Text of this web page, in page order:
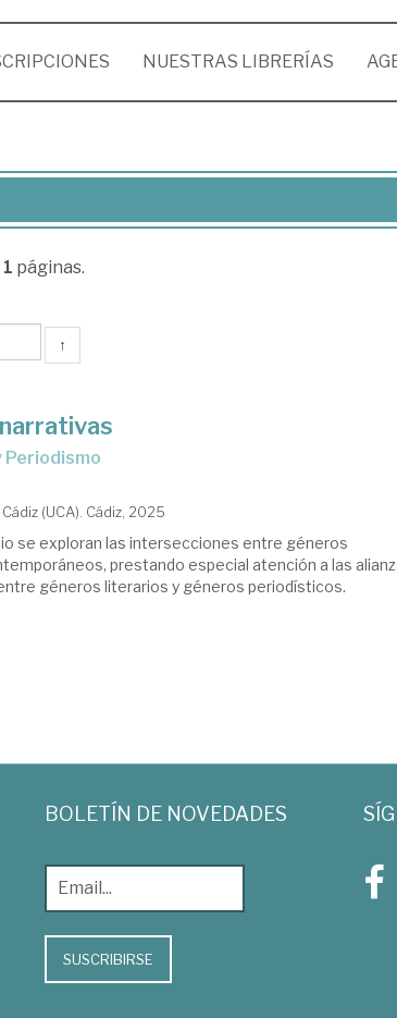
NUESTRAS LIBRERÍAS
1 páginas.
↑
Periodismo
(UCA). Cádiz, 2025
se exploran las intersecciones entre géneros
prestando especial atención a las
géneros literarios y géneros periodísticos.
BOLETÍN DE NOVEDADES
SUSCRIBIRSE